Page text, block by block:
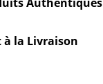
à la Livraison